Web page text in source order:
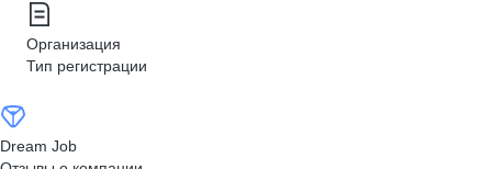
Организация
Тип регистрации
Dream Job